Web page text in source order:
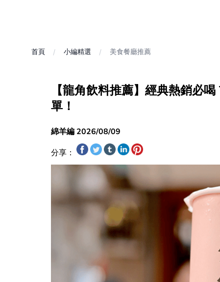
首頁 小編精選 美食餐廳推薦
【龍角飲料推薦】經典熱銷必
單！
綿羊編 2026/08/09
分享：